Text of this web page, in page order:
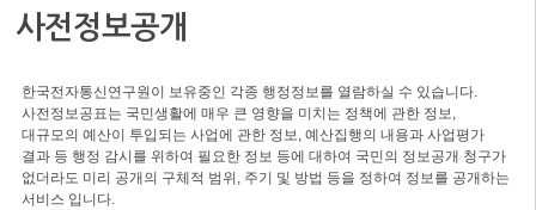
사전정보공개
한국전자통신연구원이 보유중인 각종 행정정보를 열람하실 수 있습니다.
사전정보공표는 국민생활에 매우 큰 영향을 미치는 정책에 관한 정보,
대규모의 예산이 투입되는 사업에 관한 정보, 예산집행의 내용과 사업평가
결과 등 행정 감시를 위하여 필요한 정보 등에 대하여 국민의 정보공개 청구가
없더라도 미리 공개의 구체적 범위, 주기 및 방법 등을 정하여 정보를 공개하는
서비스 입니다.